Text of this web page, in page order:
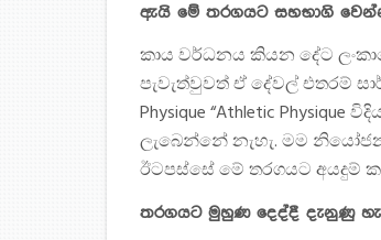
ඇයි මේ තරගයට සහභාගි
කාය වර්ධනය කියන දේට
පැවැත්වුවත් ඒ දේවල් එතරම්
Physique “Athletic
ලැබෙන්නේ නැහැ. මම
ඊටපස්සේ මේ තරගයට අයදුම්
තරගයට මුහුණ දෙද්දී දැනුණු